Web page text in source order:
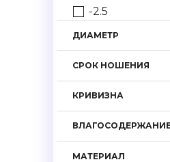
-2.5
-2.75
-3.0
-3.25
-4.0
-4.25
ДИАМЕТР
СРОК НОШЕНИЯ
КРИВИЗНА
МАТЕРИАЛ